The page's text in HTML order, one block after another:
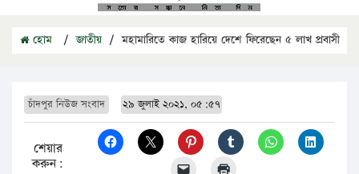
হোম / জাতীয় / মহামারিতে কাজ হারিয়ে দেশে ফিরেছেন ৫ লাখ প্রবাসী
চাঁদপুর নিউজ সংবাদ ২৯ জুলাই ২০২১, ০৫:৫৭
শেয়ার
করুন: